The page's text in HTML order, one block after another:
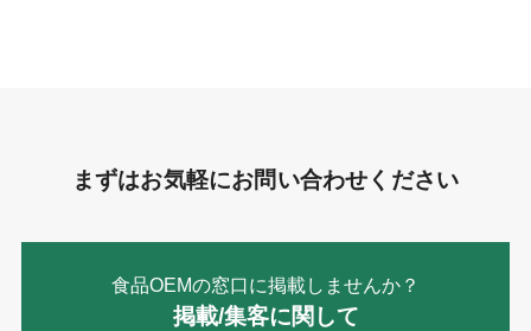
まずはお気軽にお問い合わせください
食品OEMの窓口に掲載しませんか？
掲載/集客に関して